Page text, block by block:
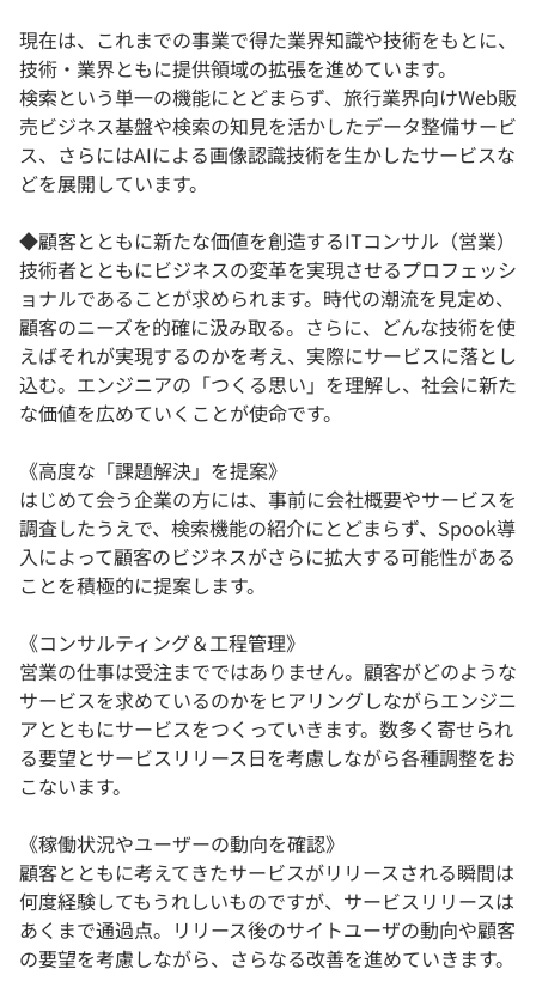
現在は、これまでの事業で得た業界知識や技術をもとに、
技術・業界ともに提供領域の拡張を進めています。
検索という単一の機能にとどまらず、旅行業界向けWeb販
売ビジネス基盤や検索の知見を活かしたデータ整備サービ
ス、さらにはAIによる画像認識技術を生かしたサービスな
どを展開しています。
◆顧客とともに新たな価値を創造するITコンサル（営業）
技術者とともにビジネスの変革を実現させるプロフェッシ
ョナルであることが求められます。時代の潮流を見定め、
顧客のニーズを的確に汲み取る。さらに、どんな技術を使
えばそれが実現するのかを考え、実際にサービスに落とし
込む。エンジニアの「つくる思い」を理解し、社会に新た
な価値を広めていくことが使命です。
《高度な「課題解決」を提案》
はじめて会う企業の方には、事前に会社概要やサービスを
調査したうえで、検索機能の紹介にとどまらず、Spook導
入によって顧客のビジネスがさらに拡大する可能性がある
ことを積極的に提案します。
《コンサルティング＆工程管理》
営業の仕事は受注までではありません。顧客がどのような
サービスを求めているのかをヒアリングしながらエンジニ
アとともにサービスをつくっていきます。数多く寄せられ
る要望とサービスリリース日を考慮しながら各種調整をお
こないます。
《稼働状況やユーザーの動向を確認》
顧客とともに考えてきたサービスがリリースされる瞬間は
何度経験してもうれしいものですが、サービスリリースは
あくまで通過点。リリース後のサイトユーザの動向や顧客
の要望を考慮しながら、さらなる改善を進めていきます。